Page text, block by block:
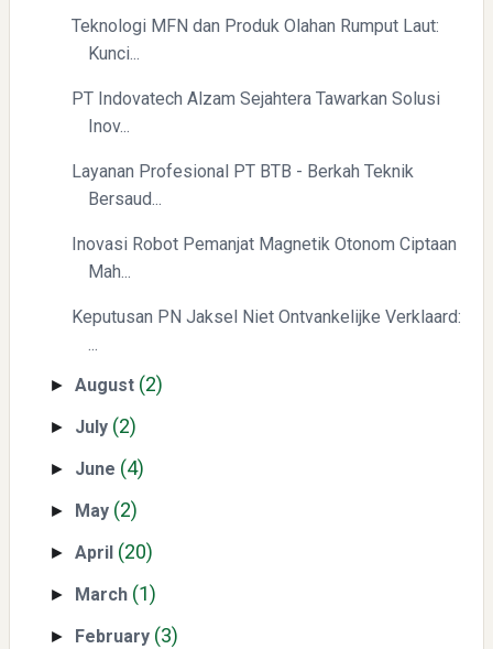
Yaqut Cholil Qoumas: Kisah Inspiratif di Balik Kasus Hukum
(BTC) dan Ekonomi Global
Teknologi MFN dan Produk Olahan Rumput Laut:
Kunci...
PT Indovatech Alzam Sejahtera Tawarkan Solusi
Inov...
Layanan Profesional PT BTB - Berkah Teknik
Bersaud...
Inovasi Robot Pemanjat Magnetik Otonom Ciptaan
Mah...
Keputusan PN Jaksel Niet Ontvankelijke Verklaard:
...
►August (2)
► July (2)
► June (4)
► May (2)
►April (20)
► March (1)
► February (3)